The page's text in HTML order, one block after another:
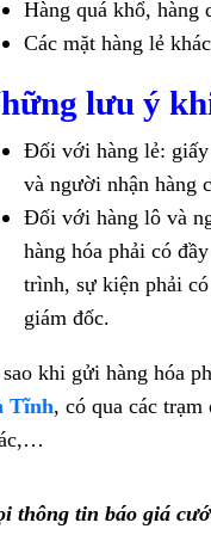
Hàng quá khổ, hàng
Các mặt hàng lẻ
lưu ý
Đối với hàng lẻ: giấy
và người nhận hàng
Đối với hàng lô và
hàng hóa phải có
trình, sự kiện phải
giám đốc.
khi gửi hàng hóa
Tĩnh, có qua các
thông tin báo giá